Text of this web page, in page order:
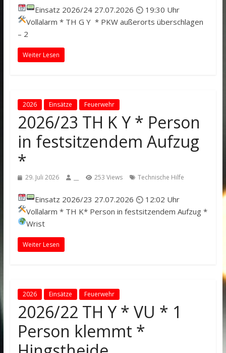
Einsatz 2026/24 27.07.2026 ⏲ 19:30 Uhr
Vollalarm * TH G Y * PKW außerorts überschlagen
– 2
Weiter Lesen
2026 Einsätze Feuerwehr
2026/23 TH K Y * Person
in festsitzendem Aufzug
*
29. Juli 2026 253 Views Technische Hilfe
Einsatz 2026/23 27.07.2026 ⏲ 12:02 Uhr
Vollalarm * TH K* Person in festsitzendem Aufzug *
Wrist
Weiter Lesen
2026 Einsätze Feuerwehr
2026/22 TH Y * VU * 1
Person klemmt *